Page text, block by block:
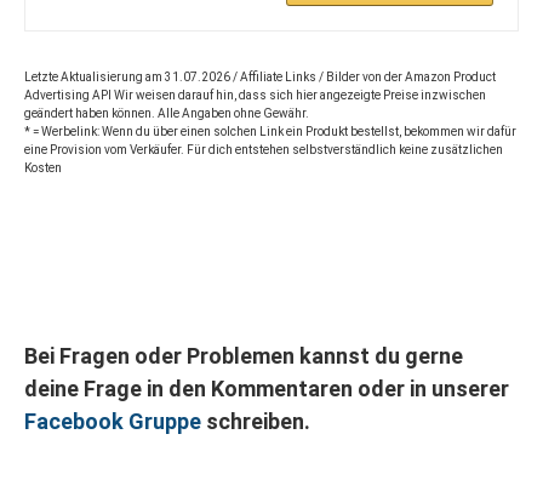
Letzte Aktualisierung am 31.07.2026 / Affiliate Links / Bilder von der Amazon Product
Advertising API Wir weisen darauf hin, dass sich hier angezeigte Preise inzwischen
geändert haben können. Alle Angaben ohne Gewähr.
* = Werbelink: Wenn du über einen solchen Link ein Produkt bestellst, bekommen wir dafür
eine Provision vom Verkäufer. Für dich entstehen selbstverständlich keine zusätzlichen
Kosten
Bei Fragen oder Problemen kannst du gerne
deine Frage in den Kommentaren oder in unserer
Facebook Gruppe schreiben.